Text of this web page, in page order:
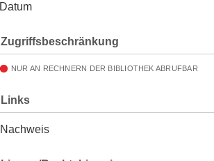
Datum
Zugriffsbeschränkung
NUR AN RECHNERN DER BIBLIOTHEK ABRUFBAR
Links
Nachweis